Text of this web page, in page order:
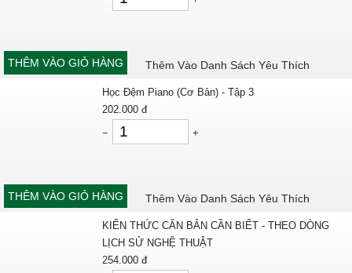
THÊM VÀO GIỎ HÀNG Thêm Vào Danh Sách Yêu Thích
Học Đệm Piano (Cơ Bản) - Tập 3
202.000 đ
−
+
THÊM VÀO GIỎ HÀNG Thêm Vào Danh Sách Yêu Thích
KIẾN THỨC CĂN BẢN CẦN BIẾT - THEO DÒNG
LỊCH SỬ NGHỆ THUẬT
254.000 đ